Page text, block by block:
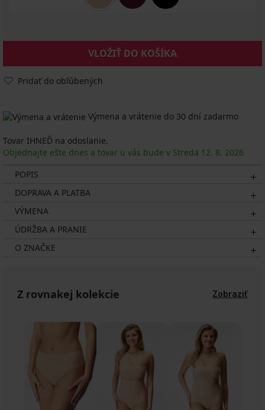
VLOŽIŤ DO KOŠÍKA
Pridať do obľúbených
Výmena a vrátenie do 30 dní zadarmo
Tovar IHNEĎ na odoslanie.
Objednajte ešte dnes a tovar u vás bude v Streda 12. 8. 2026
POPIS
DOPRAVA A PLATBA
VÝMENA
ÚDRŽBA A PRANIE
O ZNAČKE
Z rovnakej kolekcie Zobraziť